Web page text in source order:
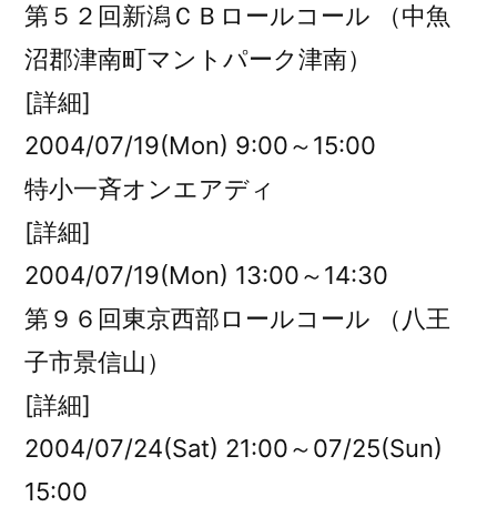
第５２回新潟ＣＢロールコール （中魚
沼郡津南町マントパーク津南）
[詳細]
2004/07/19(Mon) 9:00～15:00
特小一斉オンエアディ
[詳細]
2004/07/19(Mon) 13:00～14:30
第９６回東京西部ロールコール （八王
子市景信山）
[詳細]
2004/07/24(Sat) 21:00～07/25(Sun)
15:00